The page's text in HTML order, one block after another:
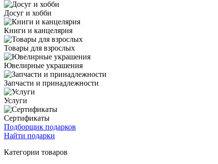
Досуг и хобби
Книги и канцелярия
Товары для взрослых
Ювелирные украшения
Запчасти и принадлежности
Услуги
Сертификаты
Подборщик подарков
Найти подарки
Категории товаров